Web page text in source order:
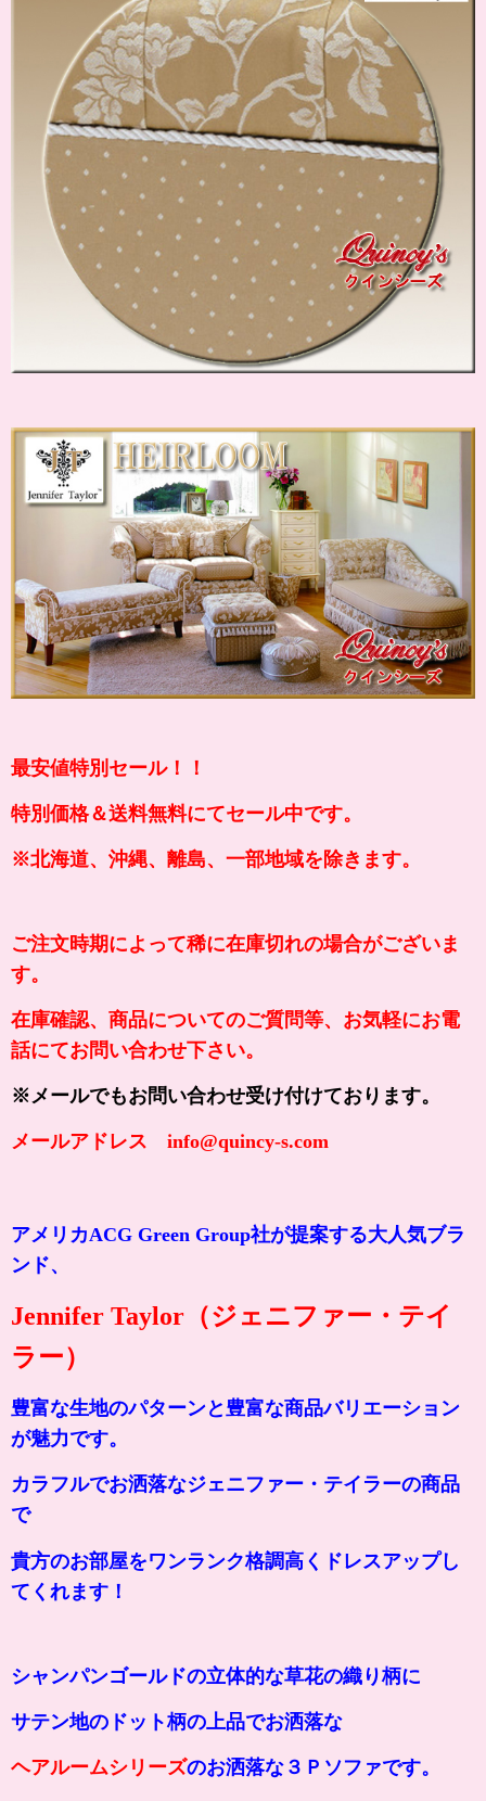
最安値特別セール！！
特別価格＆送料無料にてセール中です。
※北海道、沖縄、離島、一部地域を除きます。
ご注文時期によって稀に在庫切れの場合がございま
す。
在庫確認、商品についてのご質問等、お気軽にお電
話にてお問い合わせ下さい。
※メールでもお問い合わせ受け付けております。
メールアドレス info@quincy-s.com
アメリカACG Green Group社が提案する大人気ブラ
ンド、
Jennifer Taylor（ジェニファー・テイ
ラー）
豊富な生地のパターンと豊富な商品バリエーション
が魅力です。
カラフルでお洒落なジェニファー・テイラーの商品
で
貴方のお部屋をワンランク格調高くドレスアップし
てくれます！
シャンパンゴールドの立体的な草花の織り柄に
サテン地のドット柄の上品でお洒落な
ヘアルームシリーズのお洒落な３Ｐソファです。